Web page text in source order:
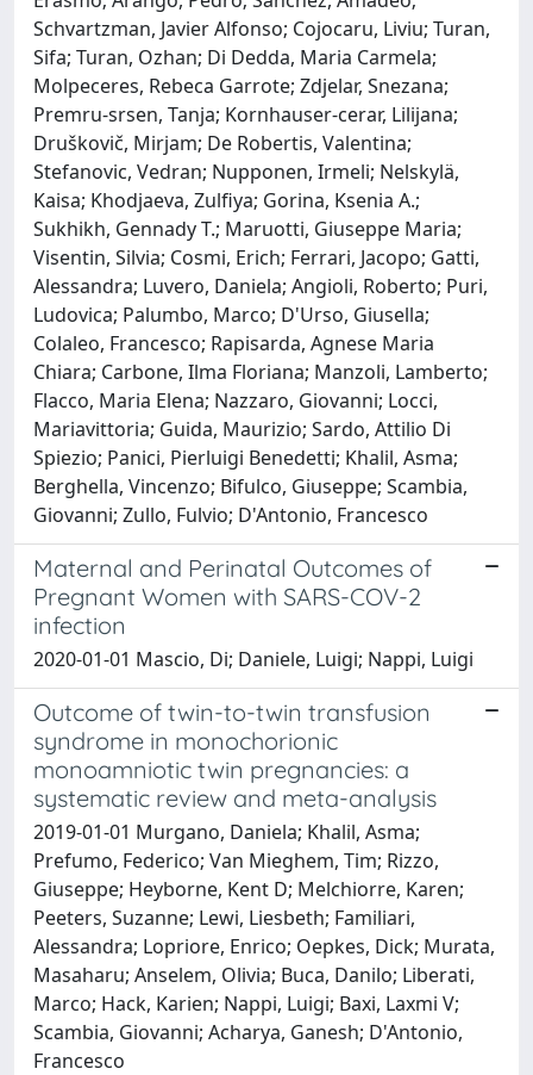
Schvartzman, Javier Alfonso; Cojocaru, Liviu; Turan,
Sifa; Turan, Ozhan; Di Dedda, Maria Carmela;
Molpeceres, Rebeca Garrote; Zdjelar, Snezana;
Premru‐srsen, Tanja; Kornhauser‐cerar, Lilijana;
Druškovič, Mirjam; De Robertis, Valentina;
Stefanovic, Vedran; Nupponen, Irmeli; Nelskylä,
Kaisa; Khodjaeva, Zulfiya; Gorina, Ksenia A.;
Sukhikh, Gennady T.; Maruotti, Giuseppe Maria;
Visentin, Silvia; Cosmi, Erich; Ferrari, Jacopo; Gatti,
Alessandra; Luvero, Daniela; Angioli, Roberto; Puri,
Ludovica; Palumbo, Marco; D'Urso, Giusella;
Colaleo, Francesco; Rapisarda, Agnese Maria
Chiara; Carbone, Ilma Floriana; Manzoli, Lamberto;
Flacco, Maria Elena; Nazzaro, Giovanni; Locci,
Mariavittoria; Guida, Maurizio; Sardo, Attilio Di
Spiezio; Panici, Pierluigi Benedetti; Khalil, Asma;
Berghella, Vincenzo; Bifulco, Giuseppe; Scambia,
Giovanni; Zullo, Fulvio; D'Antonio, Francesco
Maternal and Perinatal Outcomes of
Pregnant Women with SARS-COV-2
infection
2020-01-01 Mascio, Di; Daniele, Luigi; Nappi, Luigi
Outcome of twin-to-twin transfusion
syndrome in monochorionic
monoamniotic twin pregnancies: a
systematic review and meta-analysis
2019-01-01 Murgano, Daniela; Khalil, Asma;
Prefumo, Federico; Van Mieghem, Tim; Rizzo,
Giuseppe; Heyborne, Kent D; Melchiorre, Karen;
Peeters, Suzanne; Lewi, Liesbeth; Familiari,
Alessandra; Lopriore, Enrico; Oepkes, Dick; Murata,
Masaharu; Anselem, Olivia; Buca, Danilo; Liberati,
Marco; Hack, Karien; Nappi, Luigi; Baxi, Laxmi V;
Scambia, Giovanni; Acharya, Ganesh; D'Antonio,
Francesco